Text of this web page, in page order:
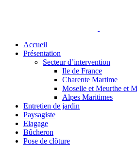
Accueil
Présentation
Secteur d’intervention
Ile de France
Charente Martime
Moselle et Meurthe et
Alpes Maritimes
Entretien de jardin
Paysagiste
Elagage
Bûcheron
Pose de clôture